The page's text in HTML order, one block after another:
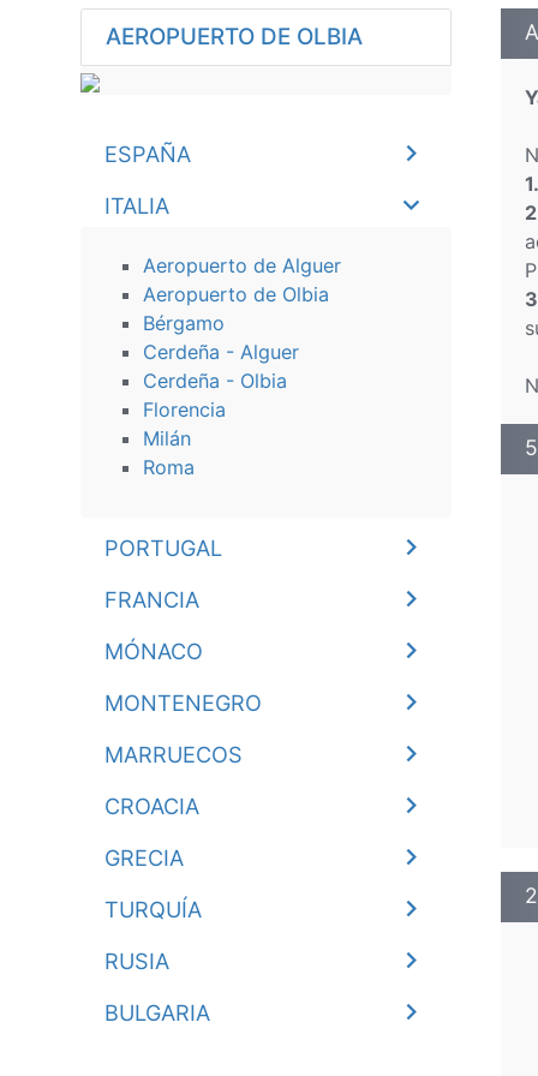
AEROPUERTO DE OLBIA
ESPAÑA
ITALIA
Aeropuerto de Alguer
Aeropuerto de Olbia
Bérgamo
Cerdeña - Alguer
Cerdeña - Olbia
Florencia
Milán
Roma
PORTUGAL
FRANCIA
MÓNACO
MONTENEGRO
MARRUECOS
CROACIA
GRECIA
TURQUÍA
RUSIA
BULGARIA
1.